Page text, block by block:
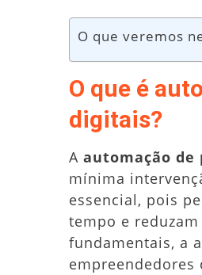
O que veremos
O que é
digitais?
A automação de
mínima
essencial, pois
tempo e
fundamentais, a
empreendedores